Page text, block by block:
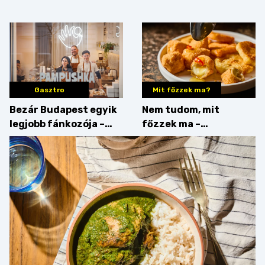
végigkóstoltuk a
győzteseket
Gasztro
Bezár Budapest egyik
legjobb fánkozója –
búcsúzik a Pampushka
Mit főzzek ma?
Nem tudom, mit
főzzek ma –
Főszerepben a
camembert